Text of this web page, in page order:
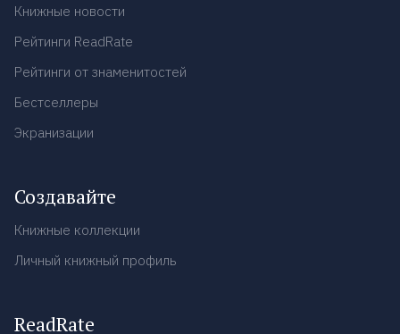
Книжные новости
Рейтинги ReadRate
Рейтинги от знаменитостей
Бестселлеры
Экранизации
Создавайте
Книжные коллекции
Личный книжный профиль
ReadRate